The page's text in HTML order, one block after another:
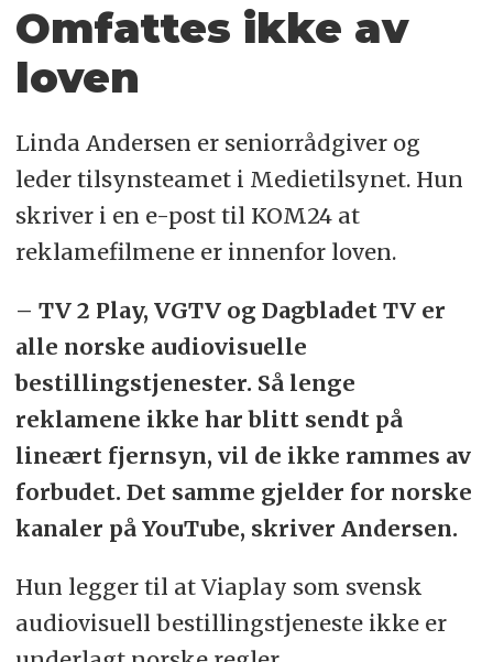
Omfattes ikke av
loven
Linda Andersen er seniorrådgiver og
leder tilsynsteamet i Medietilsynet. Hun
skriver i en e-post til KOM24 at
reklamefilmene er innenfor loven.
– TV 2 Play, VGTV og Dagbladet TV er
alle norske audiovisuelle
bestillingstjenester. Så lenge
reklamene ikke har blitt sendt på
lineært fjernsyn, vil de ikke rammes av
forbudet. Det samme gjelder for norske
kanaler på YouTube, skriver Andersen.
Hun legger til at Viaplay som svensk
audiovisuell bestillingstjeneste ikke er